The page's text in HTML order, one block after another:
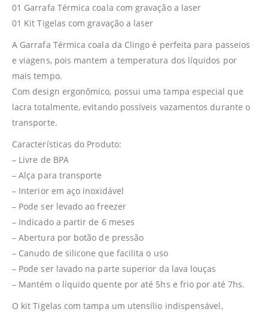
01 Garrafa Térmica coala com gravação a laser
01 Kit Tigelas com gravação a laser
A Garrafa Térmica coala da Clingo é perfeita para passeios
e viagens, pois mantem a temperatura dos líquidos por
mais tempo.
Com design ergonômico, possui uma tampa especial que
lacra totalmente, evitando possíveis vazamentos durante o
transporte.
Características do Produto:
– Livre de BPA
– Alça para transporte
– Interior em aço inoxidável
– Pode ser levado ao freezer
– Indicado a partir de 6 meses
– Abertura por botão de pressão
– Canudo de silicone que facilita o uso
– Pode ser lavado na parte superior da lava louças
– Mantém o líquido quente por até 5hs e frio por até 7hs.
O kit Tigelas com tampa um utensílio indispensável,